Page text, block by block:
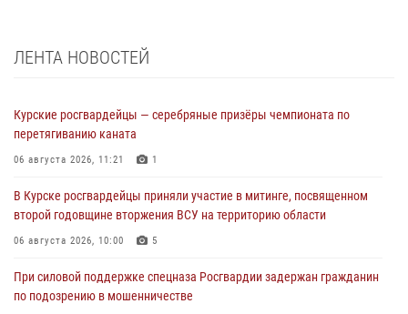
ЛЕНТА НОВОСТЕЙ
Курские росгвардейцы — серебряные призёры чемпионата по
перетягиванию каната
06 августа 2026, 11:21 1
В Курске росгвардейцы приняли участие в митинге, посвященном
второй годовщине вторжения ВСУ на территорию области
06 августа 2026, 10:00 5
При силовой поддержке спецназа Росгвардии задержан гражданин
по подозрению в мошенничестве